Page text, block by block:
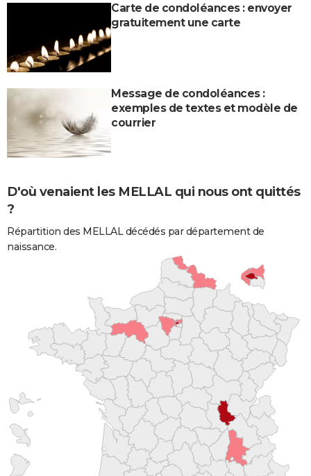
Carte de condoléances : envoyer
gratuitement une carte
Message de condoléances :
exemples de textes et modèle de
courrier
D'où venaient les MELLAL qui nous ont quittés
?
Répartition des MELLAL décédés par département de
naissance.